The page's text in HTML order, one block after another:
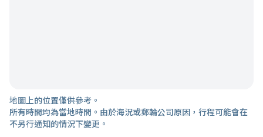
地圖上的位置僅供參考。
所有時間均為當地時間。由於海況或郵輪公司原因，行程可能會在
不另行通知的情況下變更。